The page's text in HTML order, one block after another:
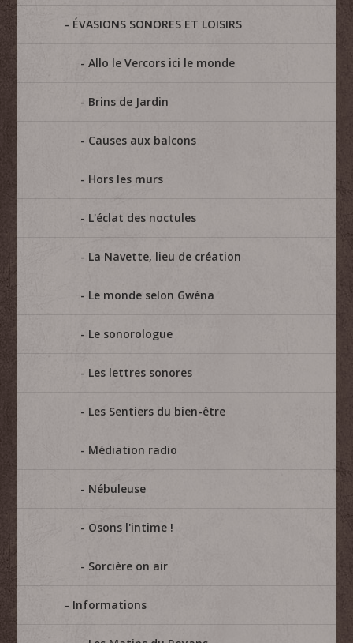
ÉVASIONS SONORES ET LOISIRS
Allo le Vercors ici le monde
Brins de Jardin
Causes aux balcons
Hors les murs
L'éclat des noctules
La Navette, lieu de création
Le monde selon Gwéna
Le sonorologue
Les lettres sonores
Les Sentiers du bien-être
Médiation radio
Nébuleuse
Osons l'intime !
Sorcière on air
Informations